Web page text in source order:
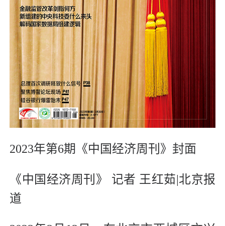
2023年第6期《中国经济周刊》封面
《中国经济周刊》 记者 王红茹|北京报
道